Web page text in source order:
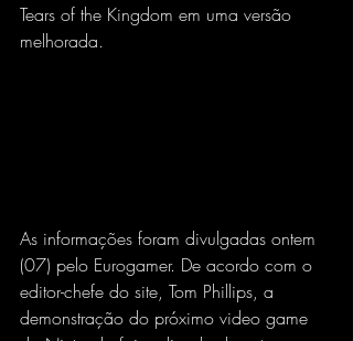
Tears of the Kingdom em uma versão
melhorada.
As informações foram divulgadas ontem
(07) pelo Eurogamer. De acordo com o
editor-chefe do site, Tom Phillips, a
demonstração do próximo video game